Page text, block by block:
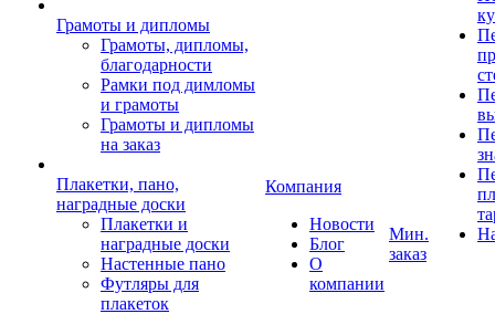
Грамоты и дипломы
Грамоты, дипломы,
благодарности
Рамки под димломы
и грамоты
Грамоты и дипломы
на заказ
Плакетки, пано,
наградные доски
Плакетки и
наградные доски
Настенные пано
Футляры для
плакеток
Компания
Новости
Блог
О
компании
Мин.
заказ